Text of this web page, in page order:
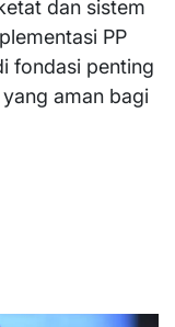
dan sistem
PP
fondasi penting
aman bagi